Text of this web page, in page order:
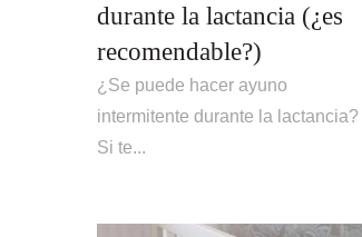
durante la lactancia (¿es
recomendable?)
¿Se puede hacer ayuno
intermitente durante la lactancia?
Si te...